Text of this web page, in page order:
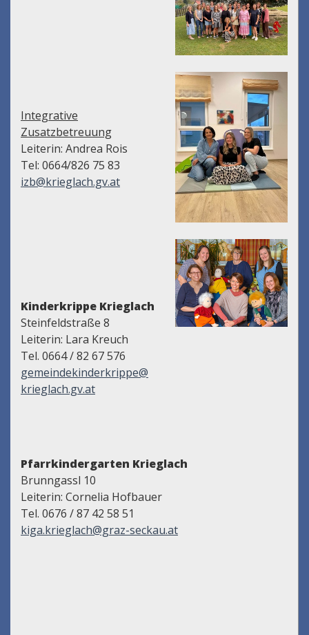
Integrative
Zusatzbetreuung
Leiterin: Andrea Rois
Tel: 0664/826 75 83
izb@krieglach.gv.at
Kinderkrippe Krieglach
Steinfeldstraße 8
Leiterin: Lara Kreuch
Tel. 0664 / 82 67 576
gemeindekinderkrippe@
krieglach.gv.at
Pfarrkindergarten Krieglach
Brunngassl 10
Leiterin: Cornelia Hofbauer
Tel. 0676 / 87 42 58 51
kiga.krieglach@graz-seckau.at